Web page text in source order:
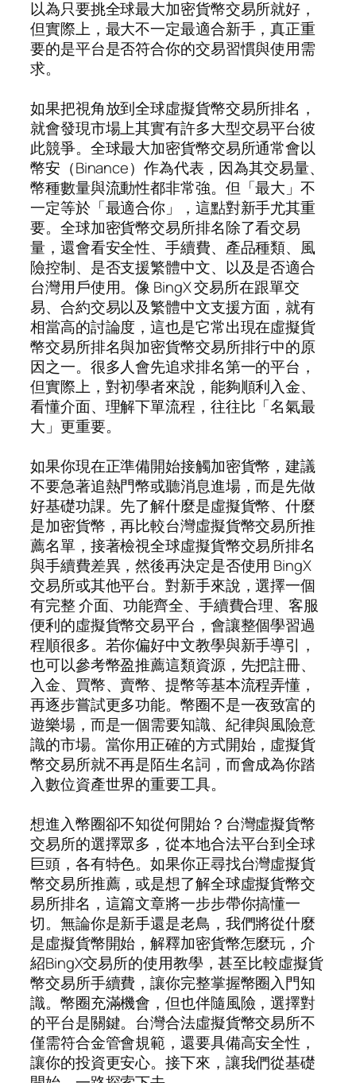
以為只要挑全球最大加密貨幣交易所就好，
但實際上，最大不一定最適合新手，真正重
要的是平台是否符合你的交易習慣與使用需
求。
如果把視角放到全球虛擬貨幣交易所排名，
就會發現市場上其實有許多大型交易平台彼
此競爭。全球最大加密貨幣交易所通常會以
幣安（Binance）作為代表，因為其交易量、
幣種數量與流動性都非常強。但「最大」不
一定等於「最適合你」，這點對新手尤其重
要。全球加密貨幣交易所排名除了看交易
量，還會看安全性、手續費、產品種類、風
險控制、是否支援繁體中文、以及是否適合
台灣用戶使用。像 BingX 交易所在跟單交
易、合約交易以及繁體中文支援方面，就有
相當高的討論度，這也是它常出現在虛擬貨
幣交易所排名與加密貨幣交易所排行中的原
因之一。很多人會先追求排名第一的平台，
但實際上，對初學者來說，能夠順利入金、
看懂介面、理解下單流程，往往比「名氣最
大」更重要。
如果你現在正準備開始接觸加密貨幣，建議
不要急著追熱門幣或聽消息進場，而是先做
好基礎功課。先了解什麼是虛擬貨幣、什麼
是加密貨幣，再比較台灣虛擬貨幣交易所推
薦名單，接著檢視全球虛擬貨幣交易所排名
與手續費差異，然後再決定是否使用 BingX
交易所或其他平台。對新手來說，選擇一個
有完整 介面、功能齊全、手續費合理、客服
便利的虛擬貨幣交易平台，會讓整個學習過
程順很多。若你偏好中文教學與新手導引，
也可以參考幣盈推薦這類資源，先把註冊、
入金、買幣、賣幣、提幣等基本流程弄懂，
再逐步嘗試更多功能。幣圈不是一夜致富的
遊樂場，而是一個需要知識、紀律與風險意
識的市場。當你用正確的方式開始，虛擬貨
幣交易所就不再是陌生名詞，而會成為你踏
入數位資產世界的重要工具。
想進入幣圈卻不知從何開始？台灣虛擬貨幣
交易所的選擇眾多，從本地合法平台到全球
巨頭，各有特色。如果你正尋找台灣虛擬貨
幣交易所推薦，或是想了解全球虛擬貨幣交
易所排名，這篇文章將一步步帶你搞懂一
切。無論你是新手還是老鳥，我們將從什麼
是虛擬貨幣開始，解釋加密貨幣怎麼玩，介
紹BingX交易所的使用教學，甚至比較虛擬貨
幣交易所手續費，讓你完整掌握幣圈入門知
識。幣圈充滿機會，但也伴隨風險，選擇對
的平台是關鍵。台灣合法虛擬貨幣交易所不
僅需符合金管會規範，還要具備高安全性，
讓你的投資更安心。接下來，讓我們從基礎